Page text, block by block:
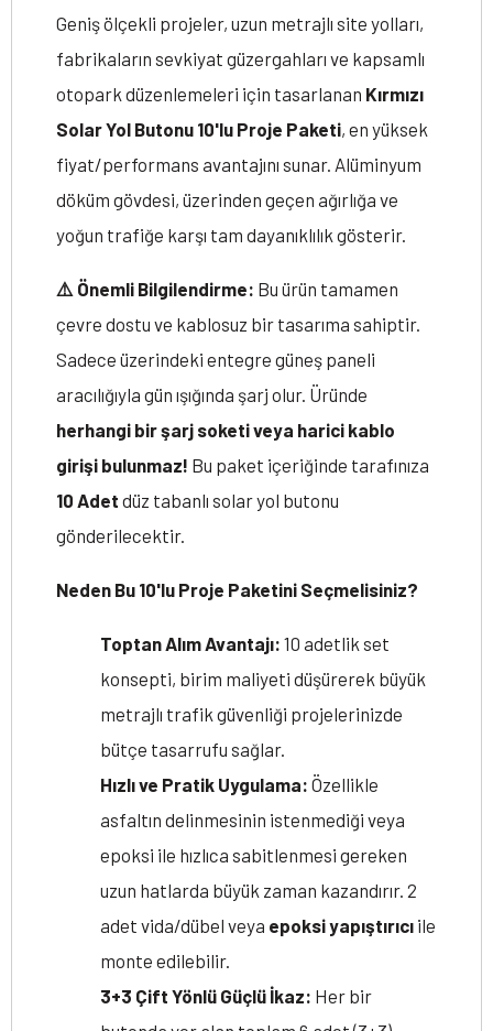
Geniş ölçekli projeler, uzun metrajlı site yolları,
fabrikaların sevkiyat güzergahları ve kapsamlı
otopark düzenlemeleri için tasarlanan Kırmızı
Solar Yol Butonu 10'lu Proje Paketi, en yüksek
fiyat/performans avantajını sunar. Alüminyum
döküm gövdesi, üzerinden geçen ağırlığa ve
yoğun trafiğe karşı tam dayanıklılık gösterir.
⚠️ Önemli Bilgilendirme: Bu ürün tamamen
çevre dostu ve kablosuz bir tasarıma sahiptir.
Sadece üzerindeki entegre güneş paneli
aracılığıyla gün ışığında şarj olur. Üründe
herhangi bir şarj soketi veya harici kablo
girişi bulunmaz! Bu paket içeriğinde tarafınıza
10 Adet düz tabanlı solar yol butonu
gönderilecektir.
Neden Bu 10'lu Proje Paketini Seçmelisiniz?
Toptan Alım Avantajı: 10 adetlik set
konsepti, birim maliyeti düşürerek büyük
metrajlı trafik güvenliği projelerinizde
bütçe tasarrufu sağlar.
Hızlı ve Pratik Uygulama: Özellikle
asfaltın delinmesinin istenmediği veya
epoksi ile hızlıca sabitlenmesi gereken
uzun hatlarda büyük zaman kazandırır. 2
adet vida/dübel veya epoksi yapıştırıcı ile
monte edilebilir.
3+3 Çift Yönlü Güçlü İkaz: Her bir